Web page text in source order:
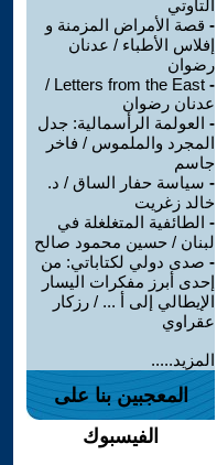
التاوتي
- قصة الأمراض المزمنة و
إفلاس الأطباء / عدنان
رضوان
-
Letters from the East /
عدنان رضوان
- العولمة الرأسمالية: جدل
المجرد والملموس / فاخر
جاسم
- سياسة حفار الساق / د.
خالد زغريت
- الطائفية المتغلغلة في
لبنان / حسين محمود صالح
- صدى دولي لكتاباتي: من
إحدى أبرز مفكرات اليسار
الإيطالي إلى أ ... / رزكار
عقراوي
المزيد.....
المعجبين بنا على
الفيسبوك